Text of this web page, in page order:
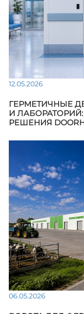
12.05.2026
ГЕРМЕТИЧНЫЕ
И
РЕШЕНИЯ
06.05.2026